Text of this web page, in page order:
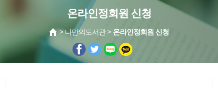
온라인정회원 신청
> 나만의도서관 > 온라인정회원 신청